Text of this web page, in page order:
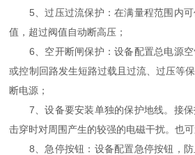
5、过压过流保护：在满量程范围内可
值，超过阀值自动断高压；
6、空开断闸保护：设备配置总电源空
或控制回路发生短路过载且过流、过压等
断电源；
7、设备要安装单独的保护地线。接保
击穿时对周围产生的较强的电磁干扰。也可
8、急停按钮：设备配置急停按钮，防